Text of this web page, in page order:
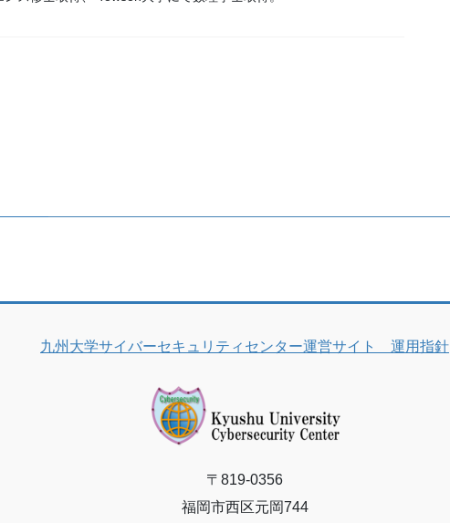
九州大学サイバーセキュリティセンター運営サイト 運用指針
〒819-0356
福岡市西区元岡744